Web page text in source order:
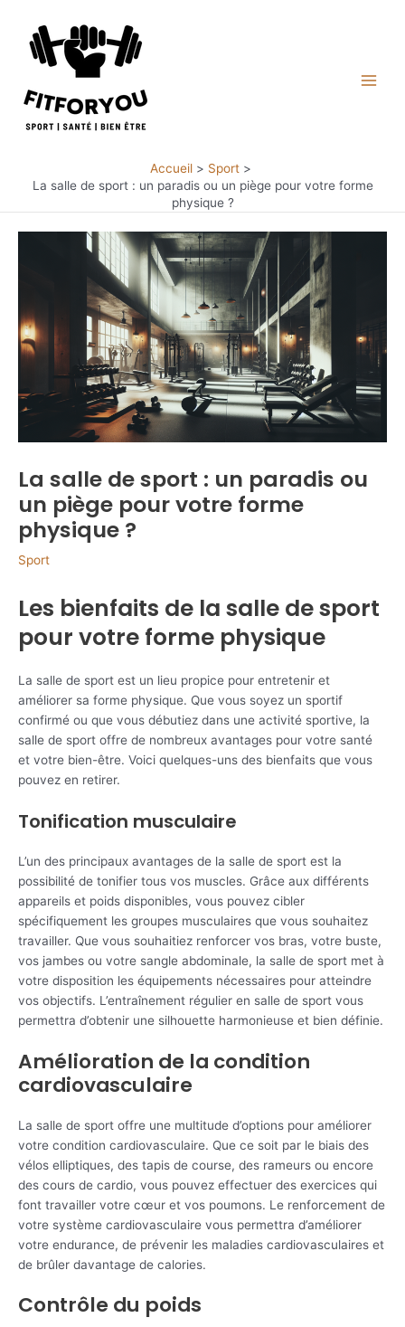
contenu
Accueil
Sport
La salle de sport : un paradis ou un piège pour votre forme
physique ?
La salle de sport : un paradis ou
un piège pour votre forme
physique ?
Sport
Les bienfaits de la salle de sport
pour votre forme physique
La salle de sport est un lieu propice pour entretenir et
améliorer sa forme physique. Que vous soyez un sportif
confirmé ou que vous débutiez dans une activité sportive, la
salle de sport offre de nombreux avantages pour votre santé
et votre bien-être. Voici quelques-uns des bienfaits que vous
pouvez en retirer.
Tonification musculaire
L’un des principaux avantages de la salle de sport est la
possibilité de tonifier tous vos muscles. Grâce aux différents
appareils et poids disponibles, vous pouvez cibler
spécifiquement les groupes musculaires que vous souhaitez
travailler. Que vous souhaitiez renforcer vos bras, votre buste,
vos jambes ou votre sangle abdominale, la salle de sport met à
votre disposition les équipements nécessaires pour atteindre
vos objectifs. L’entraînement régulier en salle de sport vous
permettra d’obtenir une silhouette harmonieuse et bien définie.
Amélioration de la condition
cardiovasculaire
La salle de sport offre une multitude d’options pour améliorer
votre condition cardiovasculaire. Que ce soit par le biais des
vélos elliptiques, des tapis de course, des rameurs ou encore
des cours de cardio, vous pouvez effectuer des exercices qui
font travailler votre cœur et vos poumons. Le renforcement de
votre système cardiovasculaire vous permettra d’améliorer
votre endurance, de prévenir les maladies cardiovasculaires et
de brûler davantage de calories.
Contrôle du poids